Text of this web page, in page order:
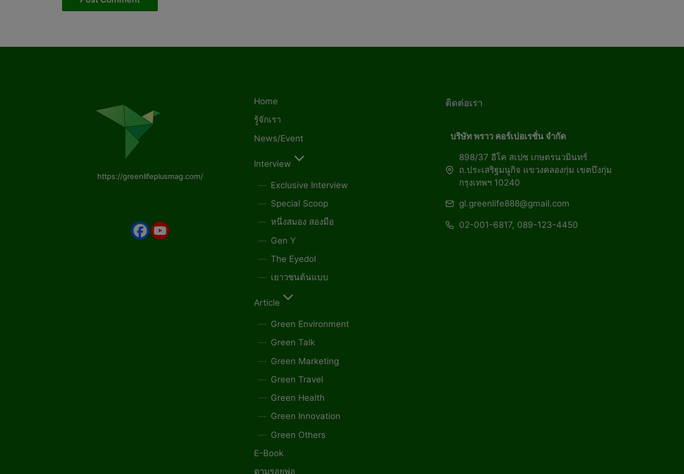
https://greenlifeplusmag.com/
Home
รู้จักเรา
News/Event
Interview
Exclusive Interview
Special Scoop
หนึ่งสมอง สองมือ
Gen Y
The Eyedol
เยาวชนต้นแบบ
Article
Green Environment
Green Talk
Green Marketing
Green Travel
Green Health
Green Innovation
Green Others
E-Book
ตามรอยพ่อ
ติดต่อเรา
บริษัท พราว คอร์เปอเรชั่น จำกัด
898/37 อีโค สเปซ เกษตรนวมินทร์
ถ.ประเสริฐมนูกิจ แขวงคลองกุ่ม เขตบึงกุ่ม
กรุงเทพฯ 10240
gl.greenlife888@gmail.com
02-001-6817, 089-123-4450